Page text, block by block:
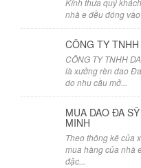
Kính thưa quý
nhà e đều đóng
CÔNG TY
CÔNG TY TNHH
là xưởng rèn dao
do nhu cầu mở...
MUA DAO ĐA
MINH
Theo thông kê của
mua hàng của nhà
đặc...